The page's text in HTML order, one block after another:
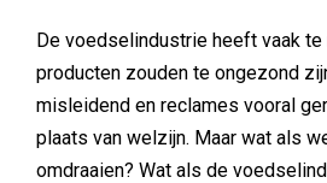
De voedselindustrie heeft vaak te
producten zouden te ongezond
misleidend en reclames vooral
plaats van welzijn. Maar wat als
omdraaien? Wat als de